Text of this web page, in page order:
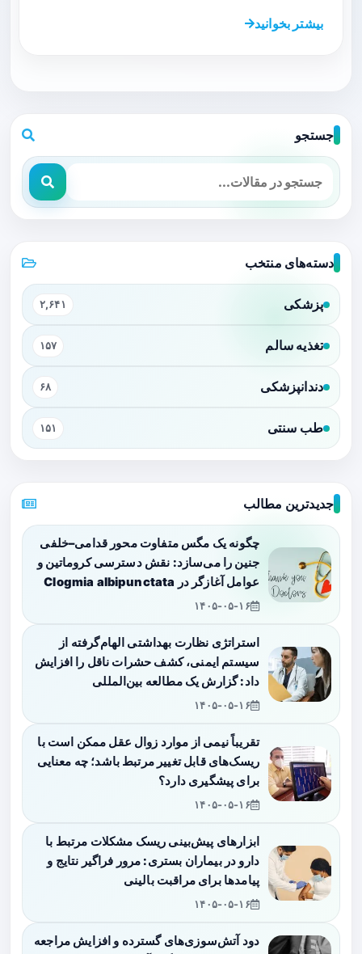
بیشتر بخوانید
جستجو
دسته‌های منتخب
پزشکی ۲,۶۴۱
تغذیه سالم ۱۵۷
دندانپزشکی ۶۸
طب سنتی ۱۵۱
جدیدترین مطالب
چگونه یک مگس متفاوت محور قدامی–خلفی
جنین را می‌سازد: نقش دسترسی کروماتین و
عوامل آغازگر در Clogmia albipunctata
۱۴۰۵-۰۵-۱۶
استراتژی نظارت بهداشتی الهام‌گرفته از
سیستم ایمنی، کشف حشرات ناقل را افزایش
داد: گزارش یک مطالعه بین‌المللی
۱۴۰۵-۰۵-۱۶
تقریباً نیمی از موارد زوال عقل ممکن است با
ریسک‌های قابل تغییر مرتبط باشد؛ چه معنایی
برای پیشگیری دارد؟
۱۴۰۵-۰۵-۱۶
ابزارهای پیش‌بینی ریسک مشکلات مرتبط با
دارو در بیماران بستری: مرور فراگیر نتایج و
پیامدها برای مراقبت بالینی
۱۴۰۵-۰۵-۱۶
دود آتش‌سوزی‌های گسترده و افزایش مراجعه